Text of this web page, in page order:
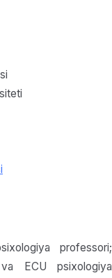
professori;
ECU psixologiya